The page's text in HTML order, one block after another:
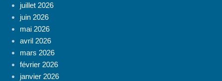
juillet 2026
juin 2026
mai 2026
avril 2026
mars 2026
février 2026
janvier 2026